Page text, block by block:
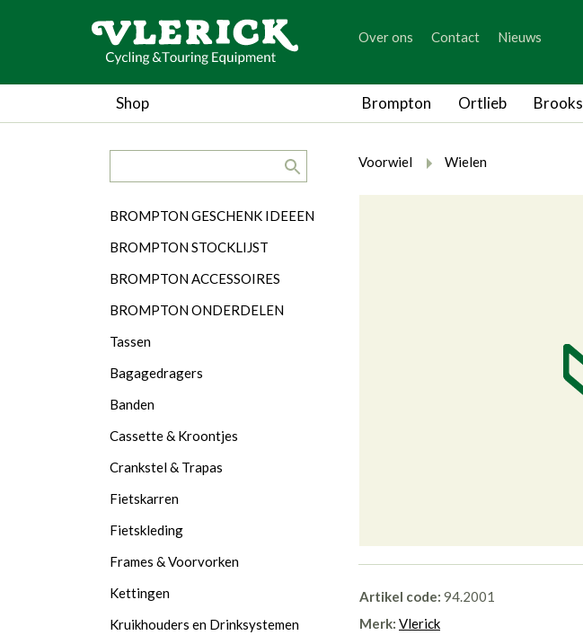
generic_skip_language
Over ons Contact Nieuws
Shop Brompton Ortlieb Brooks
breadcrumb.here
breadcrumb.from
Voorwiel breadcrumb.to
Wielen
Artikel code: 94.2001
Merk: Vlerick
Categorieën
BROMPTON GESCHENK IDEEEN
BROMPTON STOCKLIJST
BROMPTON ACCESSOIRES
BROMPTON ONDERDELEN
Tassen
Bagagedragers
Banden
Cassette & Kroontjes
Crankstel & Trapas
Fietskarren
Fietskleding
Frames & Voorvorken
Kettingen
Kruikhouders en Drinksystemen